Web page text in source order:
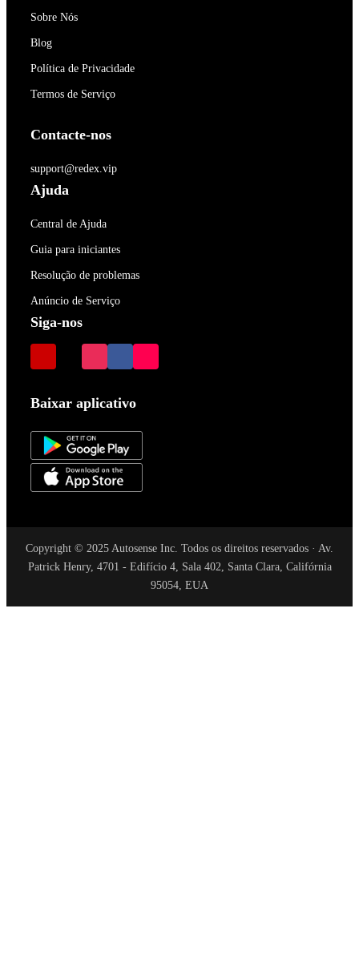
Sobre Nós
Blog
Política de Privacidade
Termos de Serviço
Contacte-nos
support@redex.vip
Ajuda
Central de Ajuda
Guia para iniciantes
Resolução de problemas
Anúncio de Serviço
Siga-nos
Baixar aplicativo
Copyright © 2025 Autosense Inc. Todos os direitos reservados · Av.
Patrick Henry, 4701 - Edifício 4, Sala 402, Santa Clara, Califórnia
95054, EUA